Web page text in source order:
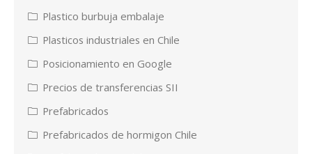
Plastico burbuja embalaje
Plasticos industriales en Chile
Posicionamiento en Google
Precios de transferencias SII
Prefabricados
Prefabricados de hormigon Chile